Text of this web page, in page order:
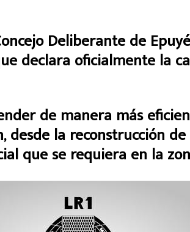
Deliberante de
declara oficialmente la
de manera más
desde la reconstrucción
que se requiera en la